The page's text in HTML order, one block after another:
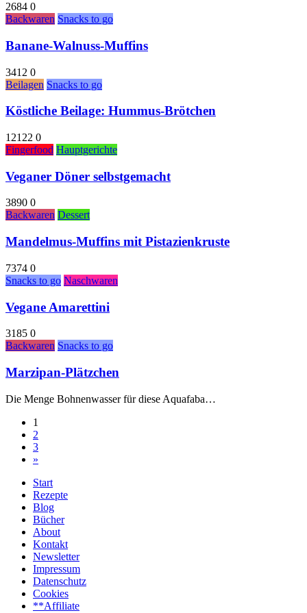
2684 0
Backwaren Snacks to go
Banane-Walnuss-Muffins
3412 0
Beilagen Snacks to go
Köstliche Beilage: Hummus-Brötchen
12122 0
Fingerfood Hauptgerichte
Veganer Döner selbstgemacht
3890 0
Backwaren Dessert
Mandelmus-Muffins mit Pistazienkruste
7374 0
Snacks to go Naschwaren
Vegane Amarettini
3185 0
Backwaren Snacks to go
Marzipan-Plätzchen
Die Menge Bohnenwasser für diese Aquafaba…
1
2
3
»
Start
Rezepte
Blog
Bücher
About
Kontakt
Newsletter
Impressum
Datenschutz
Cookies
**Affiliate